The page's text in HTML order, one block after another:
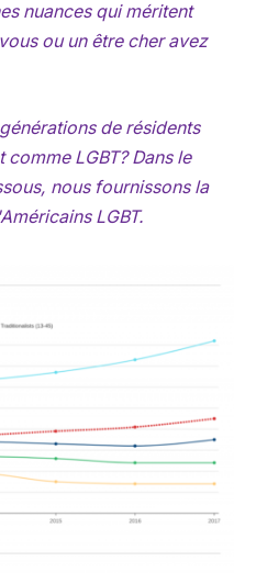
nuances qui méritent
ou un être cher avez
de résidents
LGBT? Dans le
nous fournissons la
LGBT.